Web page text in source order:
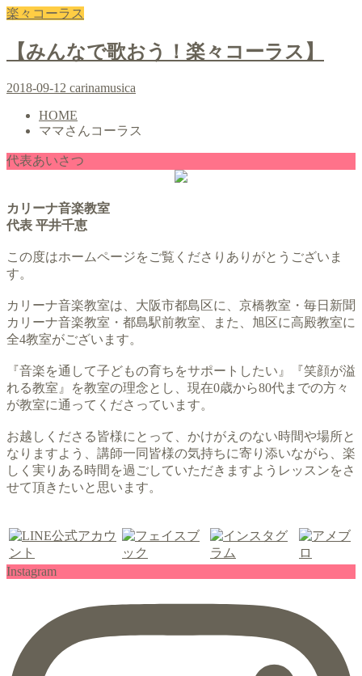
楽々コーラス
【みんなで歌おう！楽々コーラス】
2018-09-12 carinamusica
HOME
ママさんコーラス
代表あいさつ
カリーナ音楽教室
代表 平井千恵
この度はホームページをご覧くださりありがとうございま
す。
カリーナ音楽教室は、大阪市都島区に、京橋教室・毎日新聞
カリーナ音楽教室・都島駅前教室、また、旭区に高殿教室に
全4教室がございます。
『音楽を通して子どもの育ちをサポートしたい』『笑顔が溢
れる教室』を教室の理念とし、現在0歳から80代までの方々
が教室に通ってくださっています。
お越しくださる皆様にとって、かけがえのない時間や場所と
なりますよう、講師一同皆様の気持ちに寄り添いながら、楽
しく実りある時間を過ごしていただきますようレッスンをさ
せて頂きたいと思います。
Instagram